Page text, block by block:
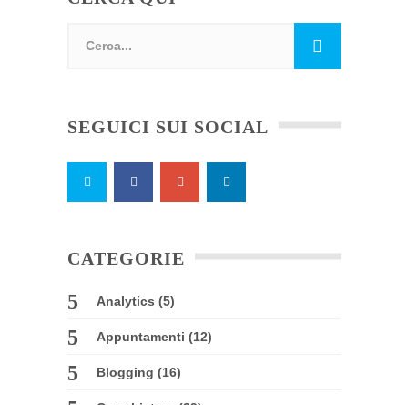
SEGUICI SUI SOCIAL
CATEGORIE
Analytics (5)
Appuntamenti (12)
Blogging (16)